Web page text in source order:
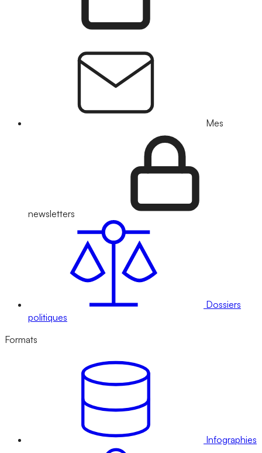
Mes
newsletters
Dossiers
politiques
Formats
Infographies